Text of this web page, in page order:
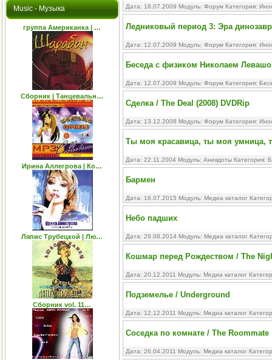
Music - Музыка
группа Американка | …
Сборник | Танцевальн…
Ирина Аллегрова | Ко…
Ляпис Трубецкой | Лю…
Сборник vol. 11…
Дата: 18.07.2009 Модуль: Форум Категория:
Ледниковый период 3: Эра
Дата: 12.07.2009 Модуль: Форум Категория:
Беседа с физиком Николаем
Дата: 12.07.2009 Модуль: Форум Категория:
Сделка / The Deal (2008) DVDRip
Дата: 13.12.2008 Модуль: Форум Категория:
Ты моя красавица, ты моя умница,
Дата: 22.11.2004 Модуль: Анекдоты Категория:
Бармен
Дата: 16.07.2015 Модуль: Медиа каталог
Небо падших
Дата: 29.08.2014 Модуль: Медиа каталог
Кошмар перед Рождеством / The
Дата: 20.12.2011 Модуль: Медиа каталог
Подземелье / Underground
Дата: 12.12.2011 Модуль: Медиа каталог
Соседка по комнате / The Roommate
Дата: 26.04.2011 Модуль: Медиа каталог